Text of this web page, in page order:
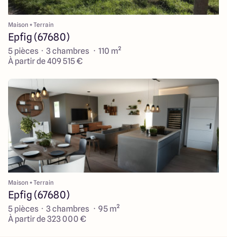
Maison + Terrain
Epfig (67680)
5 pièces · 3 chambres · 110 m²
À partir de 409 515 €
Maison + Terrain
Epfig (67680)
5 pièces · 3 chambres · 95 m²
À partir de 323 000 €